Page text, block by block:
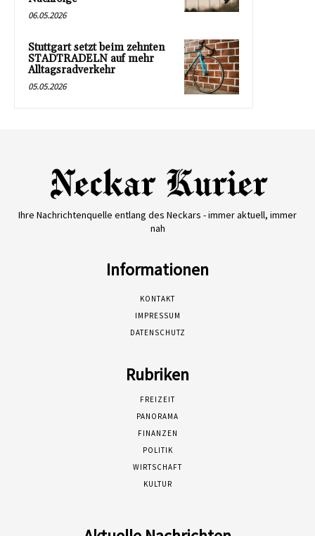
06.05.2026
Stuttgart setzt beim zehnten
STADTRADELN auf mehr
Alltagsradverkehr
05.05.2026
Ihre Nachrichtenquelle entlang des Neckars - immer aktuell, immer
nah
Informationen
KONTAKT
IMPRESSUM
DATENSCHUTZ
Rubriken
FREIZEIT
PANORAMA
FINANZEN
POLITIK
WIRTSCHAFT
KULTUR